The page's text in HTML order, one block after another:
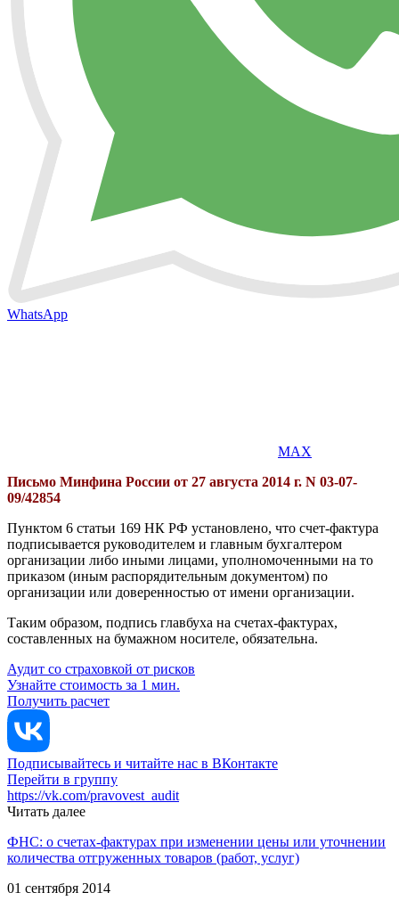
WhatsApp
MAX
Письмо Минфина России от 27 августа 2014 г. N 03-07-
09/42854
Пунктом 6 статьи 169 НК РФ установлено, что счет-фактура
подписывается руководителем и главным бухгалтером
организации либо иными лицами, уполномоченными на то
приказом (иным распорядительным документом) по
организации или доверенностью от имени организации.
Таким образом, подпись главбуха на счетах-фактурах,
составленных на бумажном носителе, обязательна.
Аудит со страховкой от рисков
Узнайте стоимость за 1 мин.
Получить расчет
Подписывайтесь и читайте нас в ВКонтакте
Перейти в группу
https://vk.com/pravovest_audit
Читать далее
ФНС: о счетах-фактурах при изменении цены или уточнении
количества отгруженных товаров (работ, услуг)
01 сентября 2014